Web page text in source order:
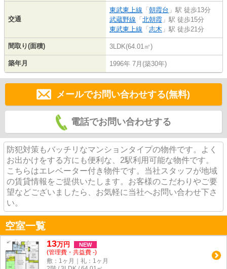
交通
東武東上線 「 朝霞台 」駅 徒歩13分
武蔵野線 「 北朝霞 」駅 徒歩15分
東武東上線 「 志木 」駅 徒歩21分
間取り(面積) 3LDK(64.01㎡)
築年月 1996年 7月(築30年)
メールでお問い合わせする(無料)
電話でお問い合わせする
防犯対策もバッチリなマンションタイプの物件です。よく
お出かけをする方にも便利な、2駅利用可能な物件です。
こちらはエレベーター付き物件です。当社スタッフが地域
の賃貸情報をご提供いたします。お客様のこだわりやご要
望などございましたら、お気軽に当社へお問い合わせ下さ
い。
空室一覧
13万円 NEW
(管理費・共益費 -)
敷：1ヶ月｜礼：1ヶ月